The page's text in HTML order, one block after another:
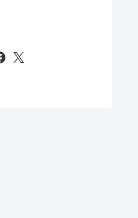
Facebook